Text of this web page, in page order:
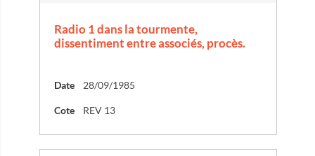
Radio 1 dans la tourmente,
dissentiment entre associés, procès.
Date 28/09/1985
Cote REV 13